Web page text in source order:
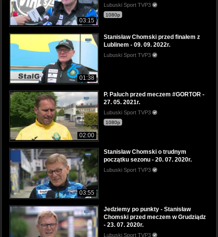
03:15
Lubuski Sport TVP3
1080p
01:38
Stanisław Chomski przed finałem z
Lublinem - 09. 09. 2022r.
Lubuski Sport TVP3
02:00
P. Paluch przed meczem #GORTOR -
27. 05. 2021r.
Lubuski Sport TVP3
1080p
03:55
Stanisław Chomski o trudnym
początku sezonu - 20. 07. 2020r.
Lubuski Sport TVP3
Jedziemy po punkty - Stanisław
Chomski przed meczem w Grudziądz
- 23. 07. 2020r.
Lubuski Sport TVP3